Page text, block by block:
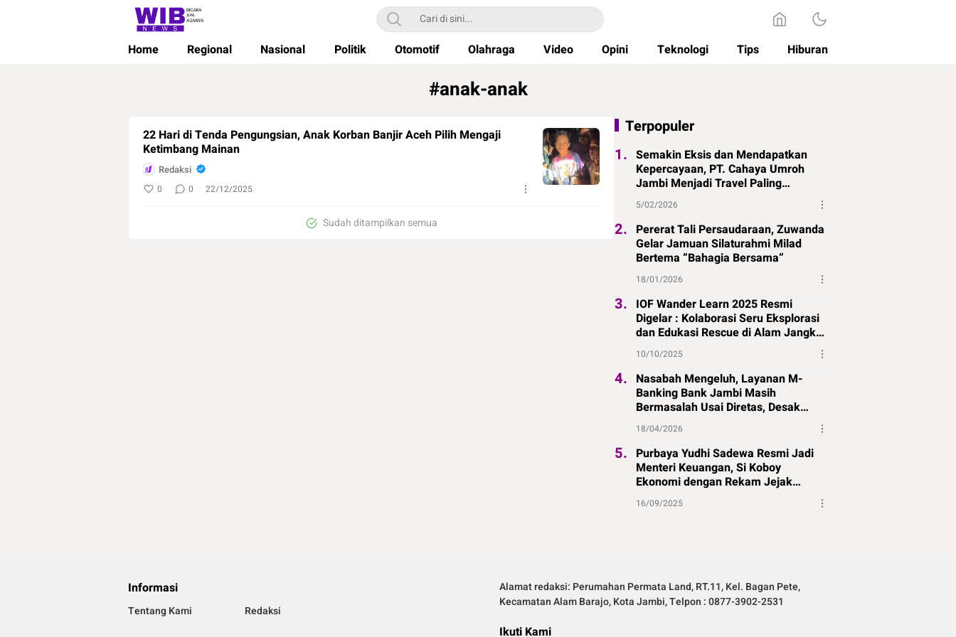
Wibnews
Waktu Indonesia Bicara
Home Regional Nasional Politik Otomotif Olahraga Video Opini Teknologi Tips Hiburan
#anak-anak
22 Hari di Tenda Pengungsian, Anak Korban Banjir Aceh Pilih Mengaji
Ketimbang Mainan
Redaksi
0 0 22/12/2025
Sudah ditampilkan semua
Terpopuler
1. Semakin Eksis dan Mendapatkan
Kepercayaan, PT. Cahaya Umroh
Jambi Menjadi Travel Paling
Direkomendasikan di Jambi
5/02/2026
2. Pererat Tali Persaudaraan, Zuwanda
Gelar Jamuan Silaturahmi Milad
Bertema “Bahagia Bersama”
18/01/2026
3. IOF Wander Learn 2025 Resmi
Digelar : Kolaborasi Seru Eksplorasi
dan Edukasi Rescue di Alam Jangkat
Merangin
10/10/2025
4. Nasabah Mengeluh, Layanan M-
Banking Bank Jambi Masih
Bermasalah Usai Diretas, Desak
Perbaikan Segera
18/04/2026
5. Purbaya Yudhi Sadewa Resmi Jadi
Menteri Keuangan, Si Koboy
Ekonomi dengan Rekam Jejak
Panjang
16/09/2025
Informasi
Tentang Kami Redaksi
Alamat redaksi: Perumahan Permata Land, RT.11, Kel. Bagan Pete,
Kecamatan Alam Barajo, Kota Jambi, Telpon : 0877-3902-2531
Ikuti Kami